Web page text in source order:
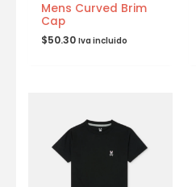
Mens Curved Brim
Cap
$50.30 Iva incluido